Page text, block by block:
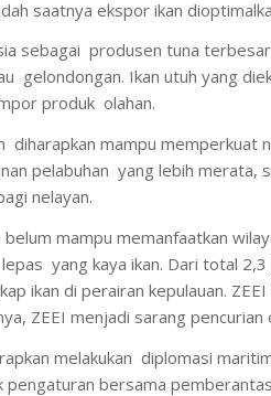
saatnya ekspor ikan
sebagai produsen tuna
gelondongan. Ikan utuh yang
produk olahan.
mampu memperkuat
pelabuhan yang lebih
nelayan.
mampu memanfaatkan
yang kaya ikan. Dari total
ikan di perairan kepulauan.
ZEEI menjadi sarang pencurian
melakukan diplomasi
pengaturan bersama